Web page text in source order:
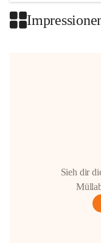
Sieh dir